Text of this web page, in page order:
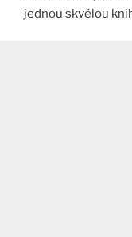
jednou skvělou